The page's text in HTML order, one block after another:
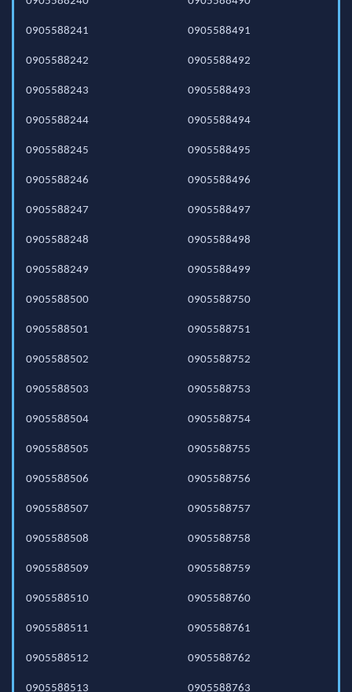
0905588241
0905588242
0905588243
0905588244
0905588245
0905588246
0905588247
0905588248
0905588249
0905588491
0905588492
0905588493
0905588494
0905588495
0905588496
0905588497
0905588498
0905588499
0905588500
0905588501
0905588502
0905588503
0905588504
0905588505
0905588506
0905588507
0905588508
0905588509
0905588510
0905588511
0905588512
0905588513
0905588750
0905588751
0905588752
0905588753
0905588754
0905588755
0905588756
0905588757
0905588758
0905588759
0905588760
0905588761
0905588762
0905588763